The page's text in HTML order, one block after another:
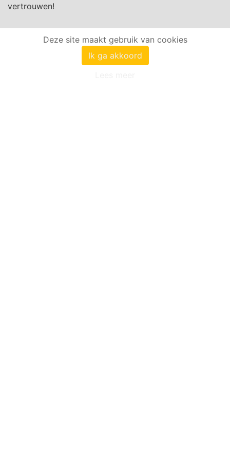
vertrouwen!
Deze site maakt gebruik van cookies
Ik ga akkoord